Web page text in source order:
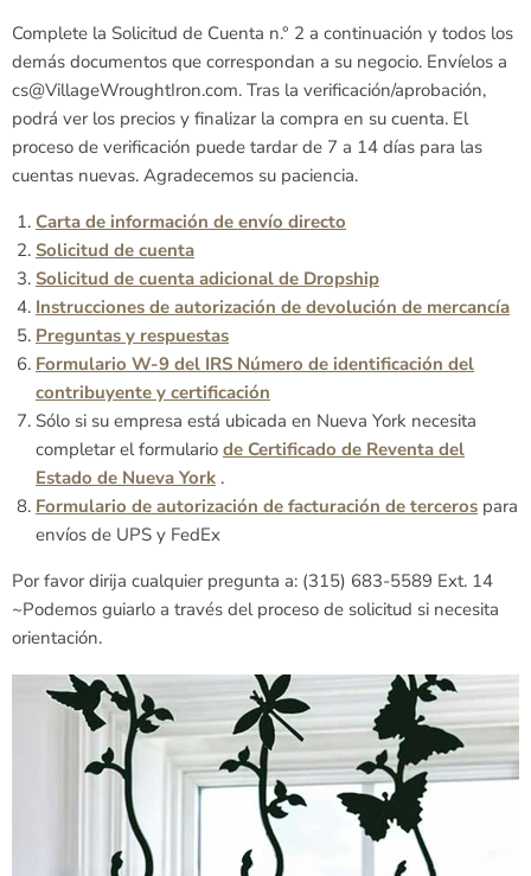
Complete la Solicitud de Cuenta n.° 2 a continuación y todos los
demás documentos que correspondan a su negocio. Envíelos a
cs@VillageWroughtIron.com. Tras la verificación/aprobación,
podrá ver los precios y finalizar la compra en su cuenta. El
proceso de verificación puede tardar de 7 a 14 días para las
cuentas nuevas. Agradecemos su paciencia.
Carta de información de envío directo
Solicitud de cuenta
Solicitud de cuenta adicional de Dropship
Instrucciones de autorización de devolución de mercancía
Preguntas y respuestas
Formulario W-9 del IRS Número de identificación del
contribuyente y certificación
Sólo si su empresa está ubicada en Nueva York necesita
completar el formulario de Certificado de Reventa del
Estado de Nueva York .
Formulario de autorización de facturación de terceros para
envíos de UPS y FedEx
Por favor dirija cualquier pregunta a: (315) 683-5589 Ext. 14
~Podemos guiarlo a través del proceso de solicitud si necesita
orientación.